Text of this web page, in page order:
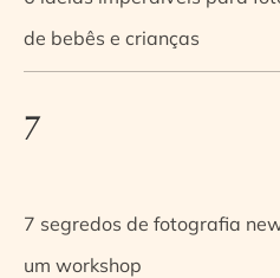
de bebês e crianças
7
7 segredos de fotografia
um workshop